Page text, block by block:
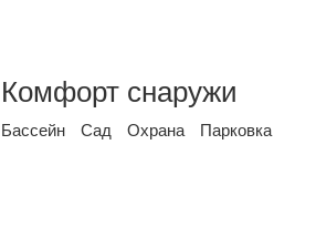
Комфорт снаружи
Бассейн Сад Охрана Парковка